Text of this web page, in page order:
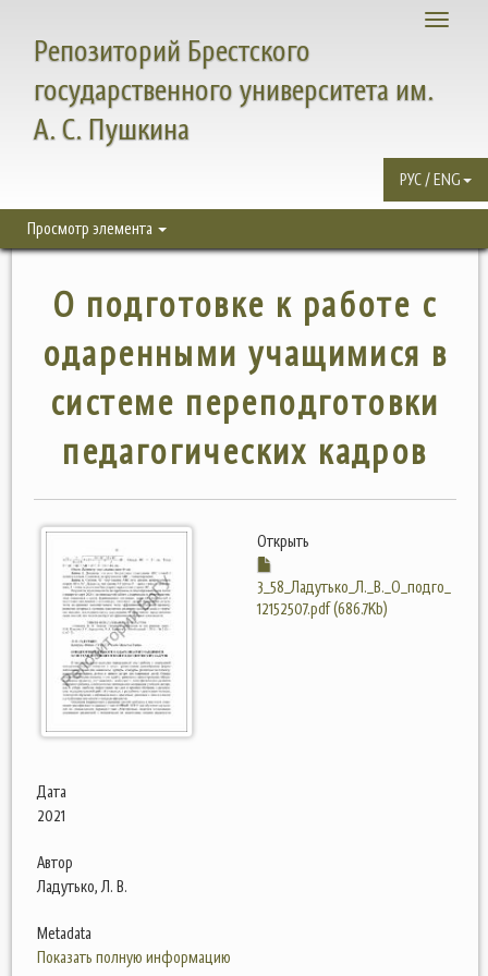
Toggle
Репозиторий Брестского
государственного университета им.
А. С. Пушкина
РУС / ENG
Просмотр элемента
О подготовке к работе с
одаренными учащимися в
системе переподготовки
педагогических кадров
Открыть
3_58_Ладутько_Л._В._О_подго_
12152507.pdf (686.7Kb)
Дата
2021
Автор
Ладутько, Л. В.
Metadata
Показать полную информацию